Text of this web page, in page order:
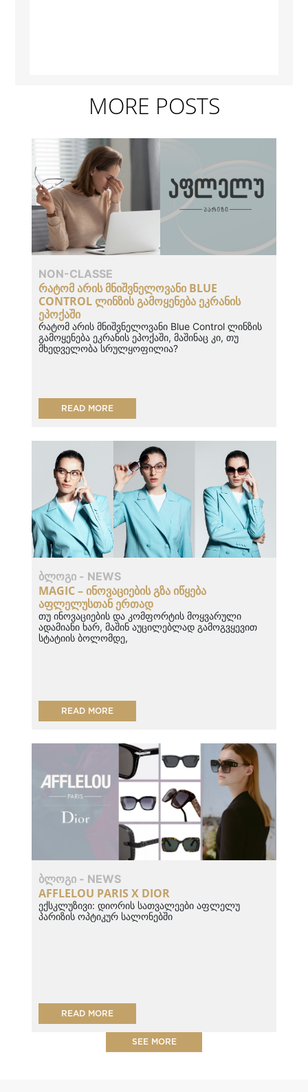
MORE POSTS
NON-CLASSE
ᲠᲐᲢᲝᲛ ᲐᲠᲘᲡ ᲛᲜᲘᲨᲕᲜᲔᲚᲝᲕᲐᲜᲘ BLUE
CONTROL ᲚᲘᲜᲖᲘᲡ ᲒᲐᲛᲝᲧᲔᲜᲔᲑᲐ ᲔᲙᲠᲐᲜᲘᲡ
ᲔᲞᲝᲥᲐᲨᲘ
რატომ არის მნიშვნელოვანი Blue Control ლინზის
გამოყენება ეკრანის ეპოქაში, მაშინაც კი, თუ
მხედველობა სრულყოფილია?
READ MORE
ᲑᲚᲝᲒᲘ - NEWS
MAGIC – ᲘᲜᲝᲕᲐᲪᲘᲔᲑᲘᲡ ᲒᲖᲐ ᲘᲬᲧᲔᲑᲐ
ᲐᲤᲚᲔᲚᲣᲡᲗᲐᲜ ᲔᲠᲗᲐᲓ
თუ ინოვაციების და კომფორტის მოყვარული
ადამიანი ხარ, მაშინ აუცილებლად გამოგვყევით
სტატიის ბოლომდე,
READ MORE
ᲑᲚᲝᲒᲘ - NEWS
AFFLELOU PARIS X DIOR
ექსკლუზივი: დიორის სათვალეები აფლელუ
პარიზის ოპტიკურ სალონებში
READ MORE
SEE MORE